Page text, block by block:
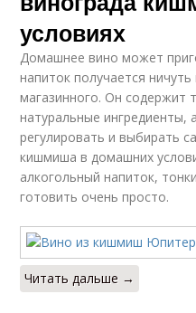
условиях
Домашнее вино может
напиток получается
магазинного. Он содержит
натуральные ингредиенты,
регулировать и выбирать
кишмиша в домашних
алкогольный напиток,
готовить очень просто.
Читать дальше →